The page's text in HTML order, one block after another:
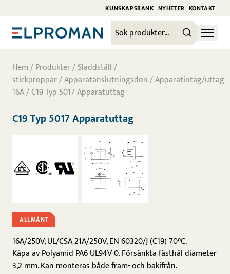
KUNSKAPSBANK NYHETER KONTAKT
Hem/Produkter/Sladdställ /
stickproppar/Apparatanslutningsdon/Apparatintag/uttag
16A/ C19 Typ 5017 Apparatuttag
C19 Typ 5017 Apparatuttag
ALLMÄNT
16A/250V, UL/CSA 21A/250V, EN 60320/J (C19) 70°C.
Kåpa av Polyamid PA6 UL94V-0. Försänkta fästhål diameter
3,2 mm. Kan monteras både fram- och bakifrån.